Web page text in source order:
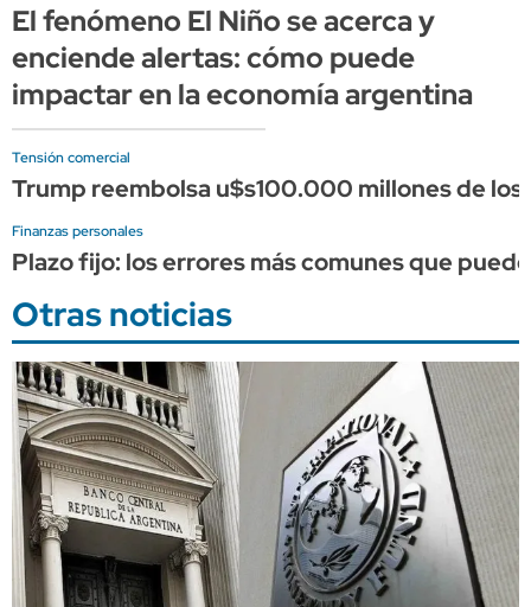
El fenómeno El Niño se acerca y
enciende alertas: cómo puede
impactar en la economía argentina
Tensión comercial
Trump reembolsa u$s100.000 millones de los
Finanzas personales
Plazo fijo: los errores más comunes que
Otras noticias